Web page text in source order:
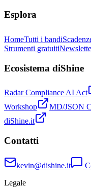
Esplora
HomeTutti i bandi
Strumenti gratuiti
Ecosistema diShine
Radar Compliance AI Act
Workshop
MD/JSON
diShine.it
Contatti
kevin@dishine.it
Legale